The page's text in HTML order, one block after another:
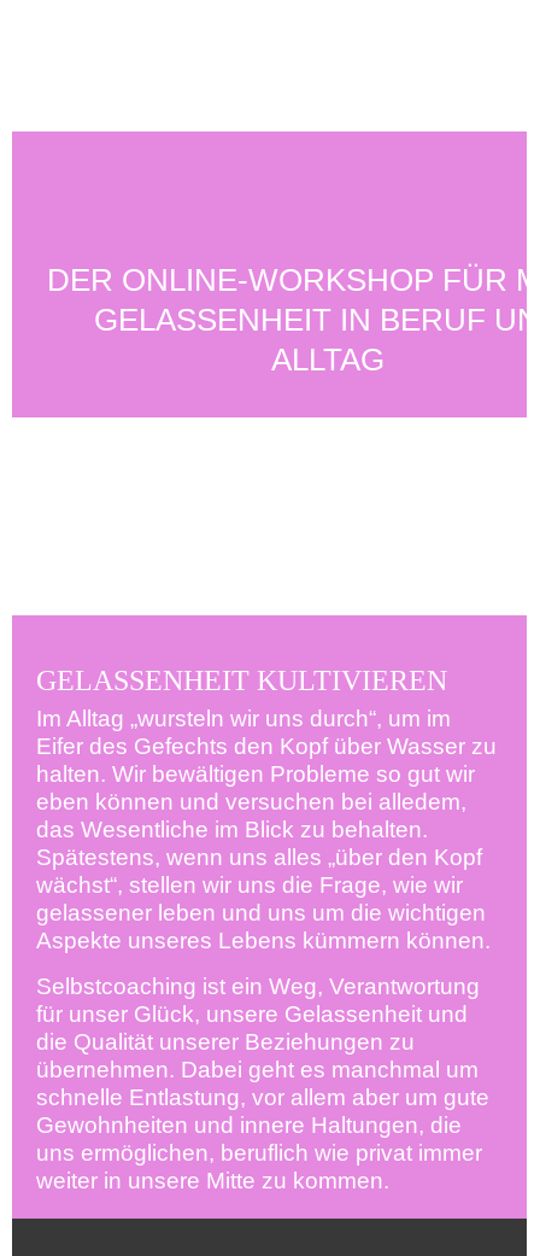
DER ONLINE-WORKSHOP FÜR
GELASSENHEIT IN BERUF
ALLTAG
GELASSENHEIT KULTIVIEREN
Im Alltag „wursteln wir uns durch“, um im
Eifer des Gefechts den Kopf über Wasser zu
halten. Wir bewältigen Probleme so gut wir
eben können und versuchen bei alledem,
das Wesentliche im Blick zu behalten.
Spätestens, wenn uns alles „über den Kopf
wächst“, stellen wir uns die Frage, wie wir
gelassener leben und uns um die wichtigen
Aspekte unseres Lebens kümmern können.
Selbstcoaching ist ein Weg, Verantwortung
für unser Glück, unsere Gelassenheit und
die Qualität unserer Beziehungen zu
übernehmen. Dabei geht es manchmal um
schnelle Entlastung, vor allem aber um gute
Gewohnheiten und innere Haltungen, die
uns ermöglichen, beruflich wie privat immer
weiter in unsere Mitte zu kommen.